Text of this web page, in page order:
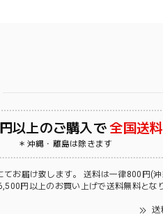
以上のご購入で全国送
＊沖縄・離島は除きます
てお届け致します。 送料は一律800円(
円以上のお買い上げで送料無料とな
送